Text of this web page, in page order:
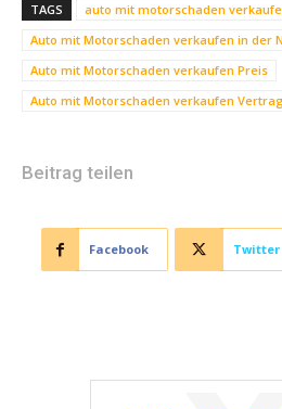
TAGS
auto mit motorschaden
Auto mit Motorschaden verkaufen in der
Auto mit Motorschaden verkaufen Preis
Auto mit Motorschaden verkaufen
Beitrag teilen
Facebook Twitter